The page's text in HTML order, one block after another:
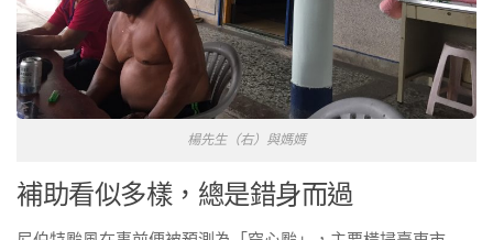
楊先生（右）與媽媽
補助看似多樣，總是錯身而過